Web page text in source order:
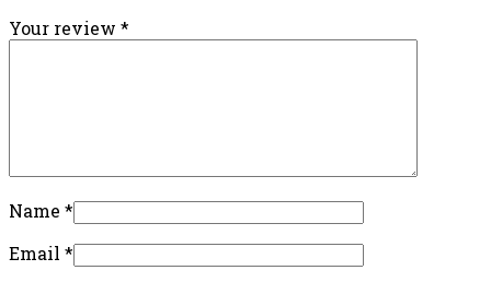
Your review *
Name *
Email *